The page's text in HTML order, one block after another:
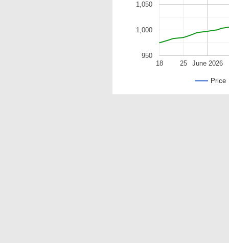
Price
June 2026
18 25
950
1,000
1,050